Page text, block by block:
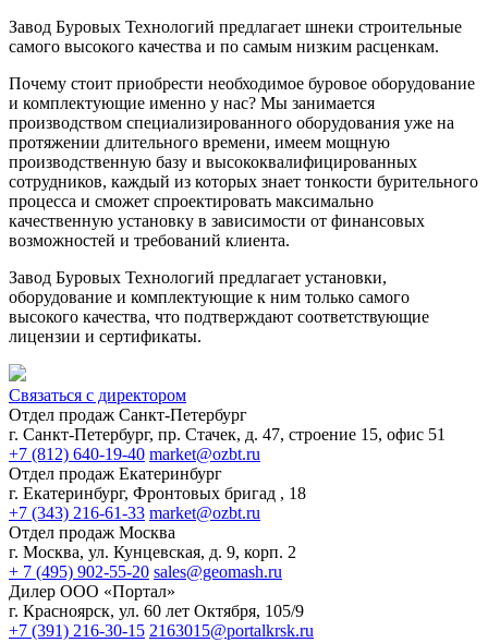
Завод Буровых Технологий предлагает шнеки строительные
самого высокого качества и по самым низким расценкам.
Почему стоит приобрести необходимое буровое оборудование
и комплектующие именно у нас? Мы занимается
производством специализированного оборудования уже на
протяжении длительного времени, имеем мощную
производственную базу и высококвалифицированных
сотрудников, каждый из которых знает тонкости бурительного
процесса и сможет спроектировать максимально
качественную установку в зависимости от финансовых
возможностей и требований клиента.
Завод Буровых Технологий предлагает установки,
оборудование и комплектующие к ним только самого
высокого качества, что подтверждают соответствующие
лицензии и сертификаты.
Связаться с директором
Отдел продаж Санкт-Петербург
г. Санкт-Петербург, пр. Стачек, д. 47, строение 15, офис 51
+7 (812) 640-19-40 market@ozbt.ru
Отдел продаж Екатеринбург
г. Екатеринбург, Фронтовых бригад , 18
+7 (343) 216-61-33 market@ozbt.ru
Отдел продаж Москва
г. Москва, ул. Кунцевская, д. 9, корп. 2
+ 7 (495) 902-55-20 sales@geomash.ru
Дилер ООО «Портал»
г. Красноярск, ул. 60 лет Октября, 105/9
+7 (391) 216-30-15 2163015@portalkrsk.ru